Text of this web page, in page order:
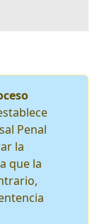
Penal
la
que la